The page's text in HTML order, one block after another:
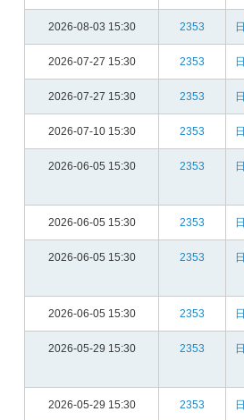
2026-08-03 15:30 2353
2026-07-27 15:30 2353
2026-07-27 15:30 2353
2026-07-10 15:30 2353
2026-06-05 15:30 2353
2026-06-05 15:30 2353
2026-06-05 15:30 2353
2026-06-05 15:30 2353
2026-05-29 15:30 2353
2026-05-29 15:30 2353